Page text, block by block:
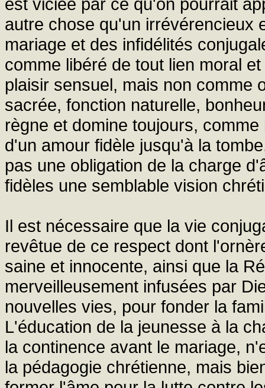
autre chose qu'un irrévérencieux
mariage et des infidélités
comme libéré de tout lien moral
plaisir sensuel, mais non comme
sacrée, fonction naturelle,
règne et domine toujours,
d'un amour fidèle jusqu'à la
pas une obligation de la charge
fidèles une semblable vision
Il est nécessaire que la vie
revêtue de ce respect dont
saine et innocente, ainsi que la
merveilleusement infusées par
nouvelles vies, pour fonder la
L'éducation de la jeunesse à la
la continence avant le mariage,
la pédagogie chrétienne, mais